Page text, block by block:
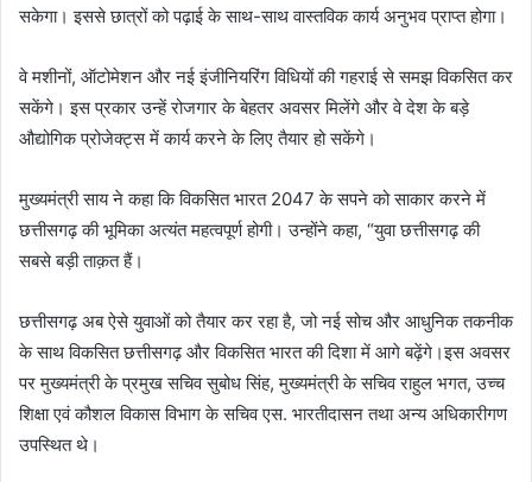
सकेगा। इससे छात्रों को पढ़ाई के साथ-साथ वास्तविक कार्य अनुभव प्राप्त होगा।
वे मशीनों, ऑटोमेशन और नई इंजीनियरिंग विधियों की गहराई से समझ विकसित कर
सकेंगे। इस प्रकार उन्हें रोजगार के बेहतर अवसर मिलेंगे और वे देश के बड़े
औद्योगिक प्रोजेक्ट्स में कार्य करने के लिए तैयार हो सकेंगे।
मुख्यमंत्री साय ने कहा कि विकसित भारत 2047 के सपने को साकार करने में
छत्तीसगढ़ की भूमिका अत्यंत महत्वपूर्ण होगी। उन्होंने कहा, “युवा छत्तीसगढ़ की
सबसे बड़ी ताक़त हैं।
छत्तीसगढ़ अब ऐसे युवाओं को तैयार कर रहा है, जो नई सोच और आधुनिक तकनीक
के साथ विकसित छत्तीसगढ़ और विकसित भारत की दिशा में आगे बढ़ेंगे।इस अवसर
पर मुख्यमंत्री के प्रमुख सचिव सुबोध सिंह, मुख्यमंत्री के सचिव राहुल भगत, उच्च
शिक्षा एवं कौशल विकास विभाग के सचिव एस. भारतीदासन तथा अन्य अधिकारीगण
उपस्थित थे।